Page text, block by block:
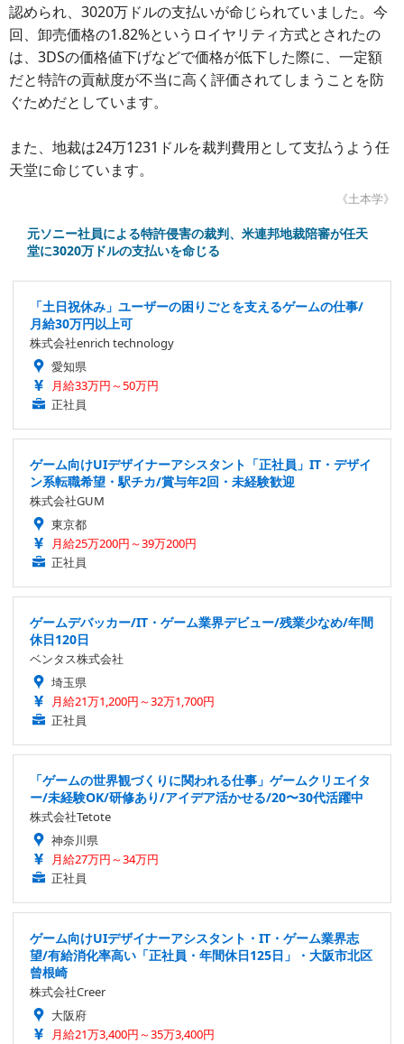
認められ、3020万ドルの支払いが命じられていました。今
回、卸売価格の1.82%というロイヤリティ方式とされたの
は、3DSの価格値下げなどで価格が低下した際に、一定額
だと特許の貢献度が不当に高く評価されてしまうことを防
ぐためだとしています。
また、地裁は24万1231ドルを裁判費用として支払うよう任
天堂に命じています。
《土本学》
元ソニー社員による特許侵害の裁判、米連邦地裁陪審が任天
堂に3020万ドルの支払いを命じる
「土日祝休み」ユーザーの困りごとを支えるゲームの仕事/
月給30万円以上可
株式会社enrich technology
愛知県
月給33万円～50万円
正社員
ゲーム向けUIデザイナーアシスタント「正社員」IT・デザイ
ン系転職希望・駅チカ/賞与年2回・未経験歓迎
株式会社GUM
東京都
月給25万200円～39万200円
正社員
ゲームデバッカー/IT・ゲーム業界デビュー/残業少なめ/年間
休日120日
ベンタス株式会社
埼玉県
月給21万1,200円～32万1,700円
正社員
「ゲームの世界観づくりに関われる仕事」ゲームクリエイタ
ー/未経験OK/研修あり/アイデア活かせる/20〜30代活躍中
株式会社Tetote
神奈川県
月給27万円～34万円
正社員
ゲーム向けUIデザイナーアシスタント・IT・ゲーム業界志
望/有給消化率高い「正社員・年間休日125日」・大阪市北区
曾根崎
株式会社Creer
大阪府
月給21万3,400円～35万3,400円